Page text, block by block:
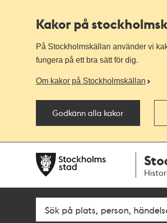
Kakor på
På Stockholmskällan använder vi
fungera på ett bra sätt för dig.
Om kakor på Stockholmskällan
Godkänn alla kakor
navigationen
huvudinnehållet
Fritextsök